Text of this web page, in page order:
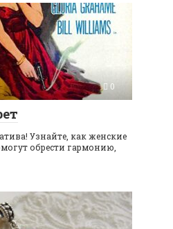
0
Узнайте, как женские
обрести гармонию,